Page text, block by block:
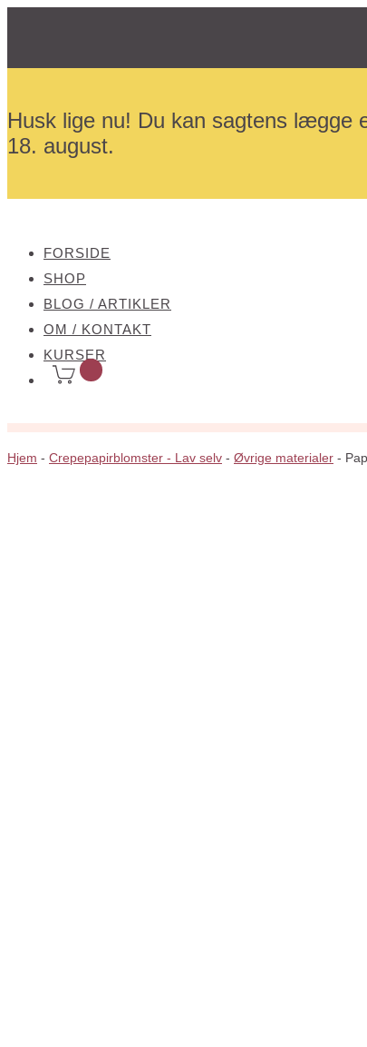
Husk lige nu! Du kan sagtens lægge
18. august.
FORSIDE
SHOP
BLOG / ARTIKLER
OM / KONTAKT
KURSER
Hjem - Crepepapirblomster - Lav selv - Øvrige materialer -